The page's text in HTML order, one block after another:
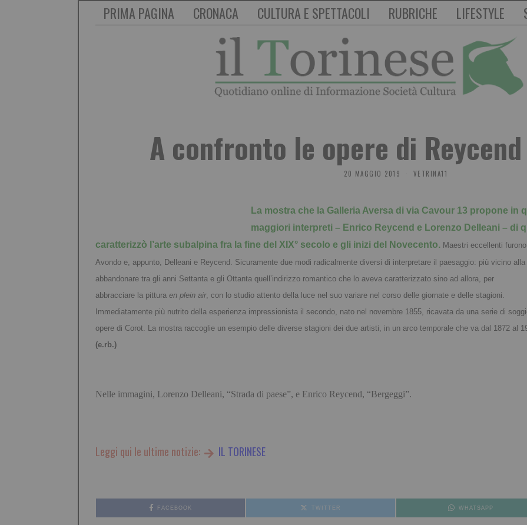
PRIMA PAGINA CRONACA CULTURA E SPETTACOLI RUBRICHE LIFESTYLE
A confronto le opere di
20 MAGGIO 2019 VETRINA11
La mostra che la Galleria Aversa di via Cavour 13 propone in
maggiori interpreti – Enrico Reycend e Lorenzo Delleani – di
caratterizzò l’arte subalpina fra la fine del XIX° secolo e gli inizi del Novecento. Maestri eccellenti
Avondo e, appunto, Delleani e Reycend. Sicuramente due modi radicalmente diversi di interpretare il paesaggio: più vicino
abbandonare tra gli anni Settanta e gli Ottanta quell’indirizzo romantico che lo aveva caratterizzato sino ad allora, per
abbracciare la pittura en plein air, con lo studio attento della luce nel suo variare nel corso delle giornate e delle stagioni.
Immediatamente più nutrito della esperienza impressionista il secondo, nato nel novembre 1855, ricavata da una serie di
opere di Corot. La mostra raccoglie un esempio delle diverse stagioni dei due artisti, in un arco temporale che va dal 1872 al
(e.rb.)
Nelle immagini, Lorenzo Delleani, “Strada di paese”, e Enrico Reycend, “Bergeggi”.
Leggi qui le ultime notizie: IL TORINESE
FACEBOOK TWITTER WHATSAPP